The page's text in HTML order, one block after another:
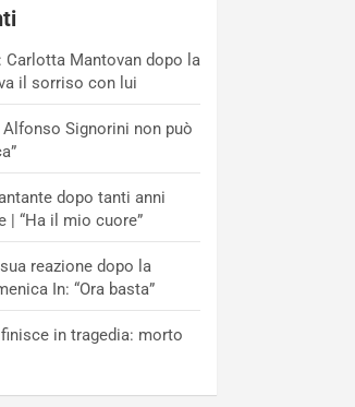
Carlotta Mantovan dopo la
il sorriso con lui
Alfonso Signorini non può
dopo tanti anni
| “Ha il mio cuore”
reazione dopo la
In: “Ora basta”
in tragedia: morto